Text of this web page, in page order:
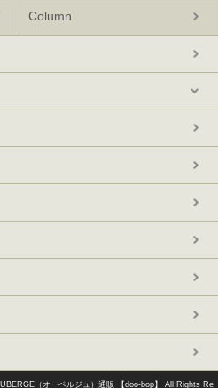
Column
（オーベルジュ）通販 【doo-bop】 All Rights Re